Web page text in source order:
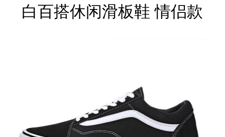
白百搭休闲滑板鞋 情侣款